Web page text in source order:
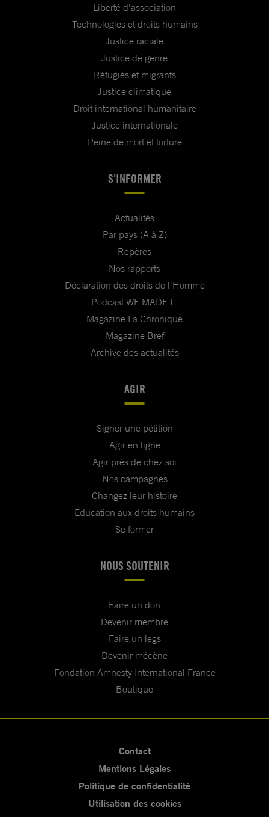
Liberté d'association
Technologies et droits humains
Justice raciale
Justice de genre
Réfugiés et migrants
Justice climatique
Droit international humanitaire
Justice internationale
Peine de mort et torture
S'INFORMER
Actualités
Par pays (A à Z)
Repères
Nos rapports
Déclaration des droits de l'Homme
Podcast WE MADE IT
Magazine La Chronique
Magazine Bref
Archive des actualités
AGIR
Signer une pétition
Agir en ligne
Agir près de chez soi
Nos campagnes
Changez leur histoire
Education aux droits humains
Se former
NOUS SOUTENIR
Faire un don
Devenir membre
Faire un legs
Devenir mécène
Fondation Amnesty International France
Boutique
Contact
Mentions Légales
Politique de confidentialité
Utilisation des cookies